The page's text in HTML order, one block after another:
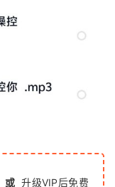
或 升级VIP后免费